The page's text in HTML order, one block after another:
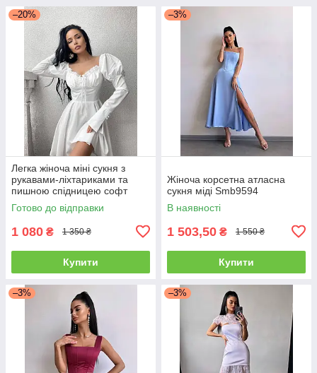
–20%
Легка жіноча міні сукня з
рукавами-ліхтариками та
пишною спідницею софт
Sms8406
Готово до відправки
1 080 ₴ 1 350 ₴
Купити
–3%
Жіноча корсетна атласна
сукня міді Smb9594
В наявності
1 503,50 ₴ 1 550 ₴
Купити
–3% –3%